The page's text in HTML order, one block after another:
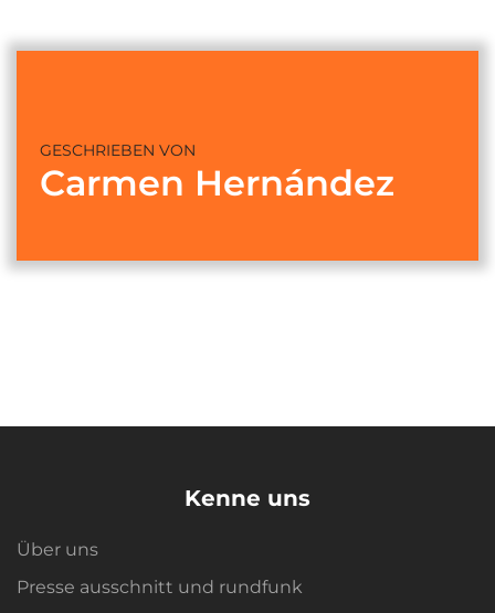
GESCHRIEBEN VON
Carmen Hernández
Kenne uns
Über uns
Presse ausschnitt und rundfunk